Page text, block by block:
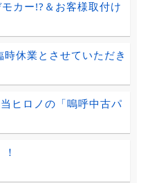
カー!?＆お客様取付け
休業とさせていただき
ヒロノの「嗚呼中古パ